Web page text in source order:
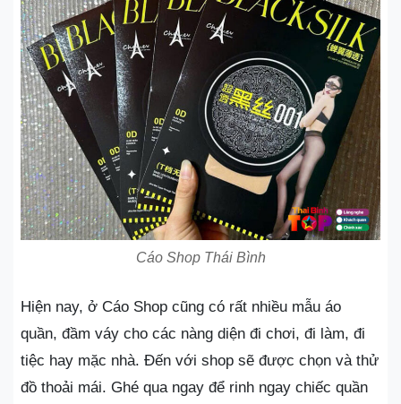
Cáo Shop Thái Bình
Hiện nay, ở Cáo Shop cũng có rất nhiều mẫu áo
quần, đầm váy cho các nàng diện đi chơi, đi làm, đi
tiệc hay mặc nhà. Đến với shop sẽ được chọn và thử
đồ thoải mái. Ghé qua ngay để rinh ngay chiếc quần